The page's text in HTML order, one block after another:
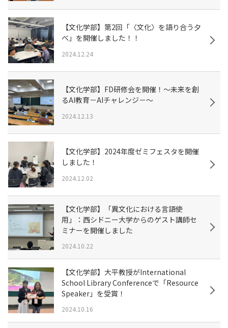
【文化学部】第2回「〈文化〉を語り合う夕
べ」を開催しました！！
2024.12.24
【文化学部】FD研修会を開催！～未来を創
るAI教育－AIチャレンジ－～
2024.12.13
【文化学部】2024年度ゼミフェスタを開催
しました！
2024.12.02
【文化学部】「異文化における言語使
用」：西シドニー大学からのゲスト講師セ
ミナーを開催しました
2024.10.22
【文化学部】大平教授がInternational
School Library Conferenceで「Resource
Speaker」を受賞！
2024.10.16